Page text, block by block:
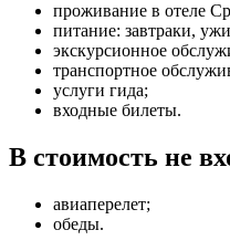
проживание в отеле
питание: завтраки,
экскурсионное
транспортное
услуги гида;
входные билеты.
В стоимость не
авиаперелет;
обеды.